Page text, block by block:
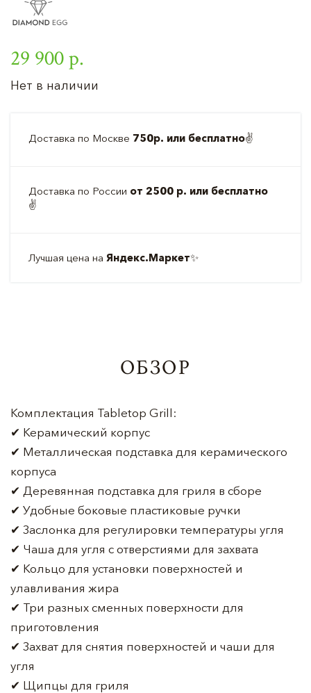
29 900 р.
Нет в наличии
Доставка по Москве 750р. или бесплатно✌️
Доставка по России от 2500 р. или бесплатно
✌️
Лучшая цена на Яндекс.Маркет✨
ОБЗОР
Комплектация Tabletop Grill:
✔ Керамический корпус
✔ Металлическая подставка для керамического
корпуса
✔ Деревянная подставка для гриля в сборе
✔ Удобные боковые пластиковые ручки
✔ Заслонка для регулировки температуры угля
✔ Чаша для угля с отверстиями для захвата
✔ Кольцо для установки поверхностей и
улавливания жира
✔ Три разных сменных поверхности для
приготовления
✔ Захват для снятия поверхностей и чаши для
угля
✔ Щипцы для гриля